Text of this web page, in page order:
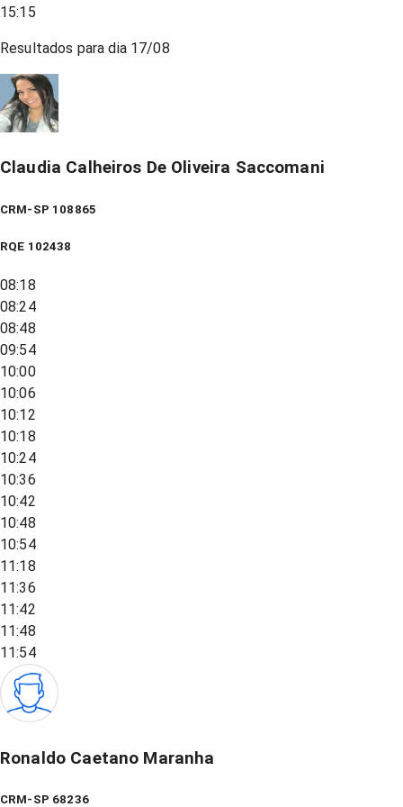
15:15
Resultados para dia 17/08
Claudia Calheiros De Oliveira Saccomani
CRM-SP 108865
RQE 102438
08:18
08:24
08:48
09:54
10:00
10:06
10:12
10:18
10:24
10:36
10:42
10:48
10:54
11:18
11:36
11:42
11:48
11:54
Ronaldo Caetano Maranha
CRM-SP 68236